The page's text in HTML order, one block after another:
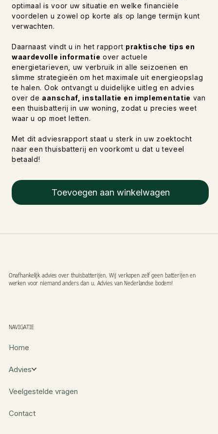
optimaal is voor uw situatie en welke financiële
voordelen u zowel op korte als op lange termijn kunt
verwachten.
Daarnaast vindt u in het rapport praktische tips en
waardevolle informatie over actuele
energietarieven, uw verbruik in alle seizoenen en
slimme strategieën om het maximale uit energieopslag
te halen. Ook ontvangt u duidelijke uitleg en advies
over de aanschaf, installatie en implementatie van
een thuisbatterij in uw woning, zodat u precies weet
waar u op moet letten.
Met dit adviesrapport staat u sterk in uw zoektocht
naar een thuisbatterij en voorkomt u dat u teveel
betaald!
Toevoegen aan winkelwagen
NAVIGATIE
Onafhankelijk advies over thuisbatterijen. Wij verkopen zelf geen batterijen en
werken voor niemand anders dan u. Advies van Nederlandse bodem!
Home
Advies
Veelgestelde vragen
Contact